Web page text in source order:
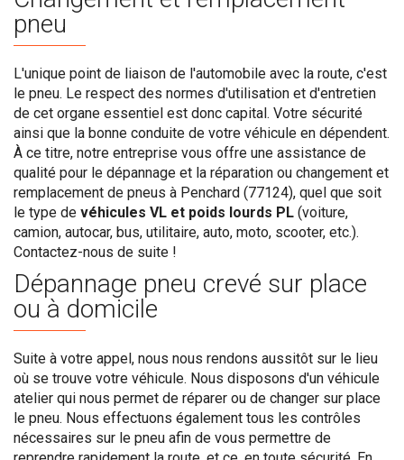
pneu
L'unique point de liaison de l'automobile avec la route, c'est
le pneu. Le respect des normes d'utilisation et d'entretien
de cet organe essentiel est donc capital. Votre sécurité
ainsi que la bonne conduite de votre véhicule en dépendent.
À ce titre, notre entreprise vous offre une assistance de
qualité pour le dépannage et la réparation ou changement et
remplacement de pneus à Penchard (77124), quel que soit
le type de véhicules VL et poids lourds PL (voiture,
camion, autocar, bus, utilitaire, auto, moto, scooter, etc.).
Contactez-nous de suite !
Dépannage pneu crevé sur place
ou à domicile
Suite à votre appel, nous nous rendons aussitôt sur le lieu
où se trouve votre véhicule. Nous disposons d'un véhicule
atelier qui nous permet de réparer ou de changer sur place
le pneu. Nous effectuons également tous les contrôles
nécessaires sur le pneu afin de vous permettre de